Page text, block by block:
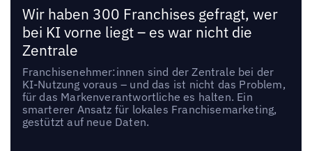
Wir haben 300 Franchises gefragt, wer
bei KI vorne liegt – es war nicht die
Zentrale
Franchisenehmer:innen sind der Zentrale bei der
KI-Nutzung voraus – und das ist nicht das Problem,
für das Markenverantwortliche es halten. Ein
smarterer Ansatz für lokales Franchisemarketing,
gestützt auf neue Daten.